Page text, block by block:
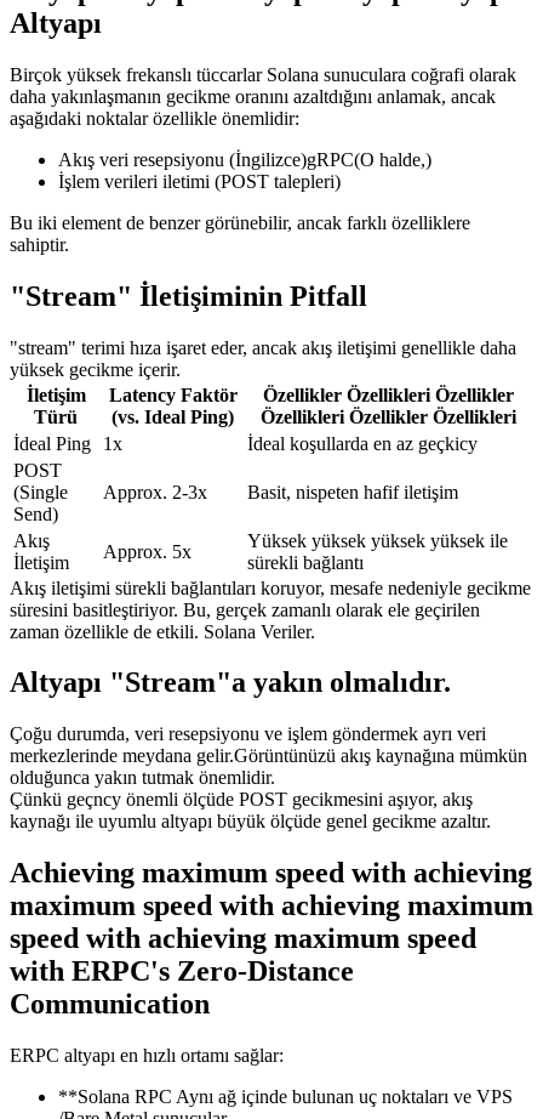
Altyapı
Birçok yüksek frekanslı tüccarlar Solana sunuculara coğrafi olarak
daha yakınlaşmanın gecikme oranını azaltdığını anlamak, ancak
aşağıdaki noktalar özellikle önemlidir:
Akış veri resepsiyonu (İngilizce)gRPC(O halde,)
İşlem verileri iletimi (POST talepleri)
Bu iki element de benzer görünebilir, ancak farklı özelliklere
sahiptir.
"Stream" İletişiminin Pitfall
"stream" terimi hıza işaret eder, ancak akış iletişimi genellikle daha
yüksek gecikme içerir.
İletişim
Türü
Latency Faktör
(vs. Ideal Ping)
Özellikler Özellikleri Özellikler
Özellikleri Özellikler Özellikleri
İdeal Ping
1x
İdeal koşullarda en az geçkicy
POST
(Single
Send)
Approx. 2-3x Basit, nispeten hafif iletişim
Akış
İletişim
Approx. 5x
Yüksek yüksek yüksek yüksek ile
sürekli bağlantı
Akış iletişimi sürekli bağlantıları koruyor, mesafe nedeniyle gecikme
süresini basitleştiriyor. Bu, gerçek zamanlı olarak ele geçirilen
zaman özellikle de etkili. Solana Veriler.
Altyapı "Stream"a yakın olmalıdır.
Çoğu durumda, veri resepsiyonu ve işlem göndermek ayrı veri
merkezlerinde meydana gelir.Görüntünüzü akış kaynağına mümkün
olduğunca yakın tutmak önemlidir.
Çünkü geçncy önemli ölçüde POST gecikmesini aşıyor, akış
kaynağı ile uyumlu altyapı büyük ölçüde genel gecikme azaltır.
Achieving maximum speed with achieving
maximum speed with achieving maximum
speed with achieving maximum speed
with ERPC's Zero-Distance
Communication
ERPC altyapı en hızlı ortamı sağlar:
**Solana RPC Aynı ağ içinde bulunan uç noktaları ve VPS